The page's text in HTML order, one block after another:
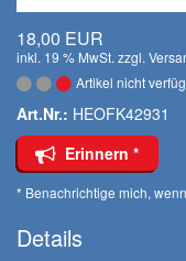
18,00 EUR
inkl. 19 % MwSt. zzgl.
Artikel nicht
Art.Nr.: HEOFK42931
Erinnern *
* Benachrichtige mich,
Details